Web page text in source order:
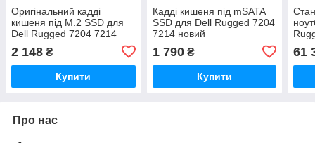
Оригінальний кадді
кишеня під M.2 SSD для
Dell Rugged 7204 7214
2 148 ₴
Купити
Кадді кишеня під mSATA
SSD для Dell Rugged 7204
7214 новий
1 790₴
Купити
61
Про нас